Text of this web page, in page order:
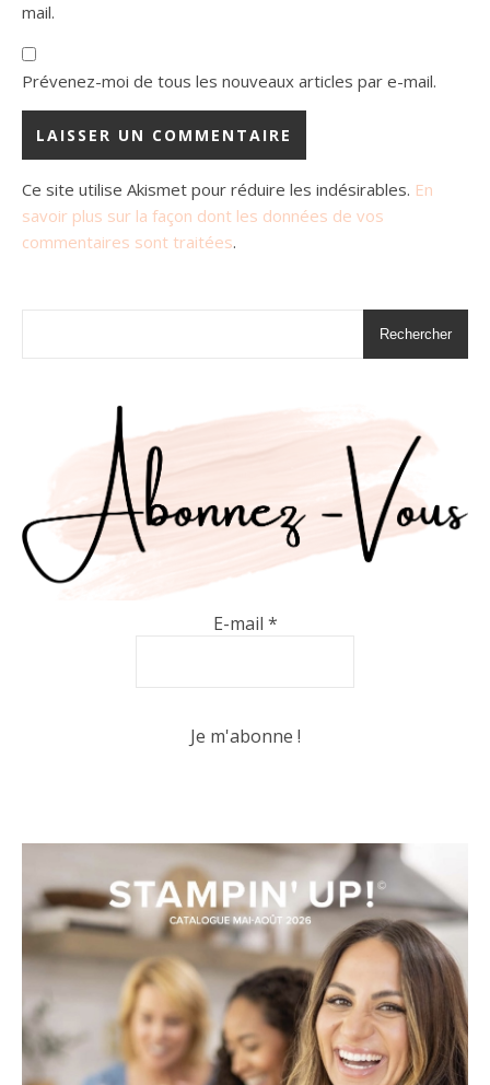
mail.
Prévenez-moi de tous les nouveaux articles par e-mail.
Ce site utilise Akismet pour réduire les indésirables. En
savoir plus sur la façon dont les données de vos
commentaires sont traitées.
Rechercher
E-mail *